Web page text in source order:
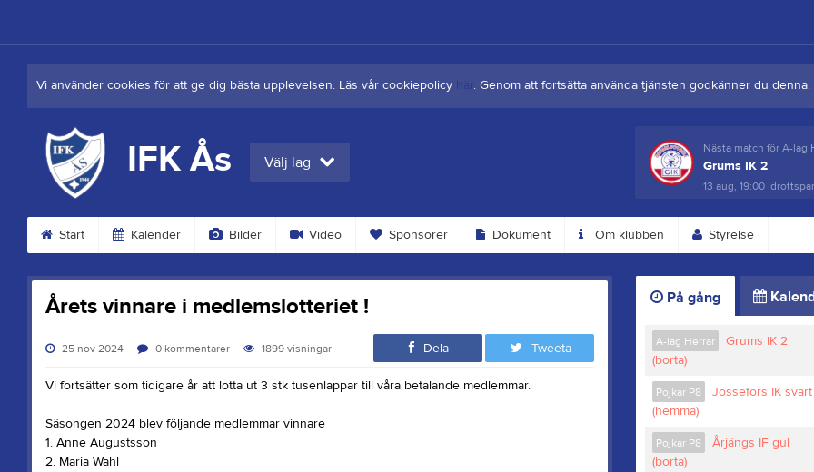
Vi använder cookies för att ge dig bästa upplevelsen. Läs vår cookiepolicy här. Genom att fortsätta använda tjänsten godkänner du denna.
IFK Ås Välj lag
Nästa match för A-lag
Grums IK 2
13 aug, 19:00
Start Kalender Bilder Video Sponsorer Dokument Om klubben Styrelse
Årets vinnare i medlemslotteriet !
25 nov 2024 0 kommentarer 1899visningar Dela Tweeta
Vi fortsätter som tidigare år att lotta ut 3 stk tusenlappar till våra betalande medlemmar.
Säsongen 2024 blev följande medlemmar vinnare
1. Anne Augustsson
2. Maria Wahl
På gång
A-lag Herrar
Grums IK 2
(borta)
Pojkar P8
Jössefors IK svart
(hemma)
Pojkar P8
Årjängs IF gul
(borta)